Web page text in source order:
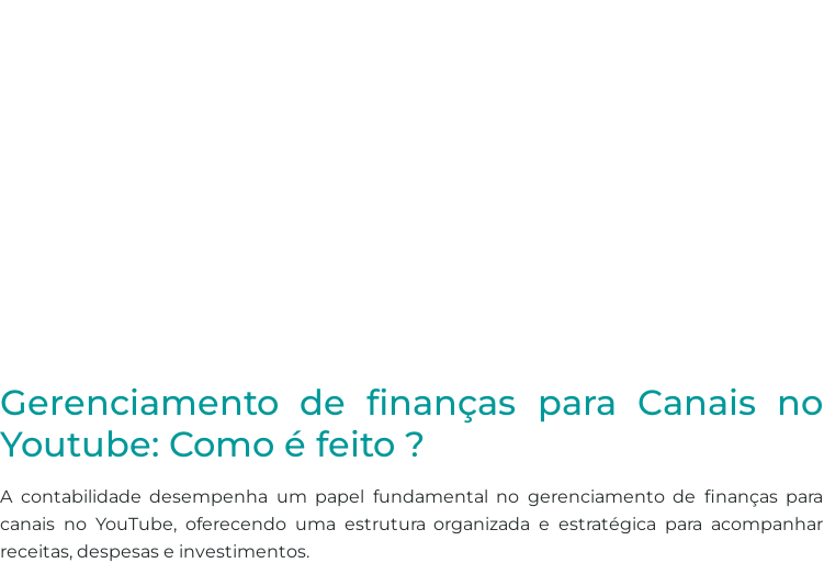
Gerenciamento de finanças para Canais no
Youtube: Como é feito ?
A contabilidade desempenha um papel fundamental no gerenciamento de finanças para
canais no YouTube, oferecendo uma estrutura organizada e estratégica para acompanhar
receitas, despesas e investimentos.